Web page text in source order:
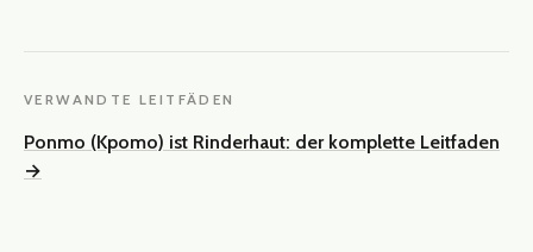
VERWANDTE LEITFÄDEN
Ponmo (Kpomo) ist Rinderhaut: der komplette Leitfaden
→